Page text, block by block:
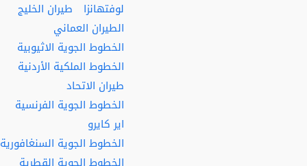
لوفتهانزا
طيران الخليج
الطيران العماني
الخطوط الجوية الاثيوبية
الخطوط الملكية الأردنية
طيران الاتحاد
الخطوط الجوية الفرنسية
اير كايرو
الخطوط الجوية السنغافورية